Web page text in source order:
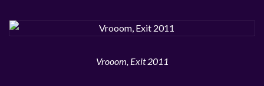
Vrooom, Exit 2011